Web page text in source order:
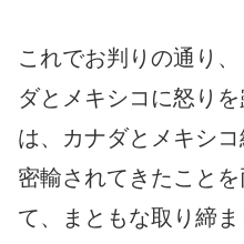
これでお判りの通り
ダとメキシコに怒り
は、カナダとメキシ
密輸されてきたこと
て、まともな取り締